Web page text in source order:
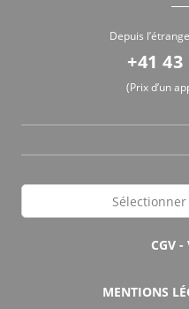
Depuis
+41 43
(Prix d’un
CGV -
MENTIONS